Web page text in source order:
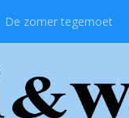
De zomer tegemoet